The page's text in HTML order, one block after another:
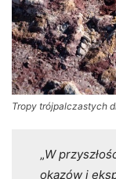
Tropy trójpalczastych
„W
okazów i